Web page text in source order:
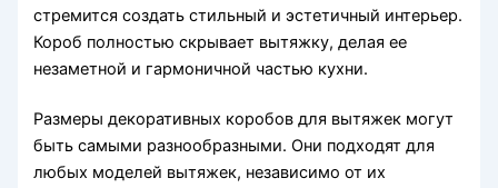
стремится создать стильный и эстетичный интерьер.
Короб полностью скрывает вытяжку, делая ее
незаметной и гармоничной частью кухни.
Размеры декоративных коробов для вытяжек могут
быть самыми разнообразными. Они подходят для
любых моделей вытяжек, независимо от их